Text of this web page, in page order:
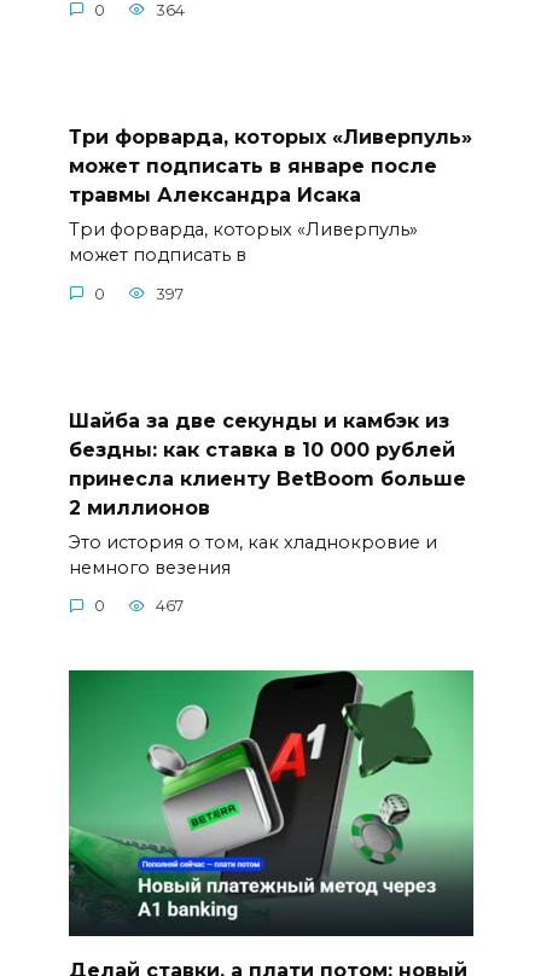
0 364
Три форварда, которых «Ливерпуль»
может подписать в январе после
травмы Александра Исака
Три форварда, которых «Ливерпуль»
может подписать в
0 397
Шайба за две секунды и камбэк из
бездны: как ставка в 10 000 рублей
принесла клиенту BetBoom больше
2 миллионов
Это история о том, как хладнокровие и
немного везения
0 467
Делай ставки, а плати потом: новый